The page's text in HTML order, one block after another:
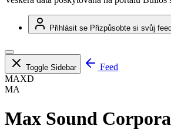
Přihlásit se Přizpůsobte si svůj feed
Toggle Sidebar
Feed
MAXD
MA
Max Sound